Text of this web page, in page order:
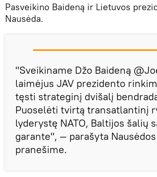
Pasveikino Baideną ir Lietuvos
Nausėda.
"Sveikiname Džo Baideną
laimėjus JAV prezidento
tęsti strateginį dvišalį
Puoselėti tvirtą transatlantinį
lyderystę NATO, Baltijos šalių
garante", — parašyta Nausėdos
pranešime.